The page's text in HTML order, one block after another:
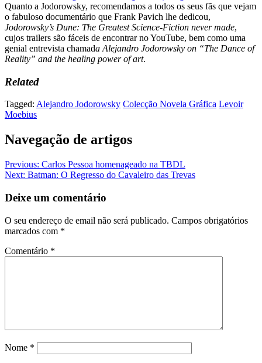
Quanto a Jodorowsky, recomendamos a todos os seus fãs que vejam
o fabuloso documentário que Frank Pavich lhe dedicou,
Jodorowsky’s Dune: The Greatest Science-Fiction never made,
cujos trailers são fáceis de encontrar no YouTube, bem como uma
genial entrevista chamada Alejandro Jodorowsky on “The Dance of
Reality” and the healing power of art.
Related
Tagged: Alejandro Jodorowsky Colecção Novela Gráfica Levoir
Moebius
Navegação de artigos
Previous: Carlos Pessoa homenageado na TBDL
Next: Batman: O Regresso do Cavaleiro das Trevas
Deixe um comentário
O seu endereço de email não será publicado. Campos obrigatórios
marcados com *
Comentário *
Nome *